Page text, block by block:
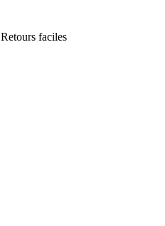
Retours faciles